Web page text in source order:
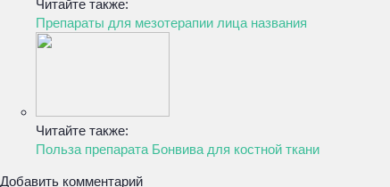
Читайте также:
Препараты для мезотерапии лица названия
Читайте также:
Польза препарата Бонвива для костной ткани
Добавить комментарий